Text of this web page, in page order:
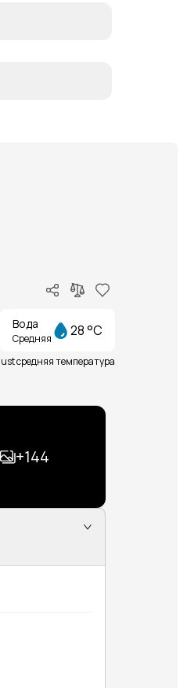
Вода
Средняя 28 °C
средняя температура
+144